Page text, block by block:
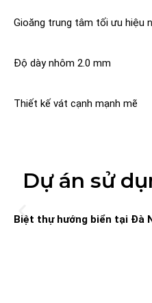
Gioăng trung tâm tối ưu hiệu
Độ dày nhôm 2.0 mm
Thiết kế vát cạnh mạnh mẽ
Dự án sử
Biệt thự hướng biển tại Đà